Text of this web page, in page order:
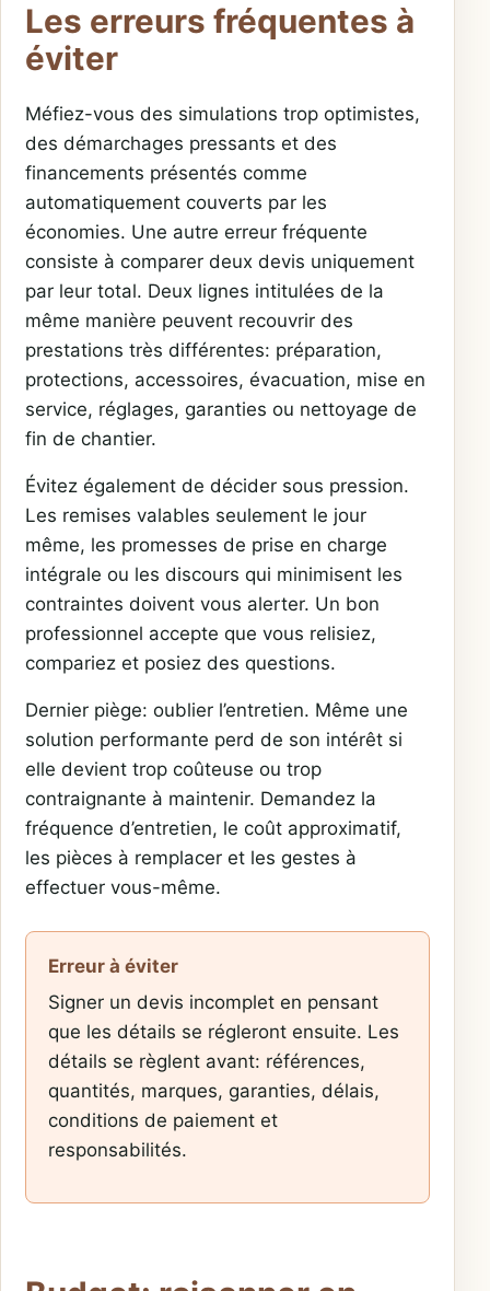
Les erreurs fréquentes à
éviter
Méfiez-vous des simulations trop optimistes,
des démarchages pressants et des
financements présentés comme
automatiquement couverts par les
économies. Une autre erreur fréquente
consiste à comparer deux devis uniquement
par leur total. Deux lignes intitulées de la
même manière peuvent recouvrir des
prestations très différentes: préparation,
protections, accessoires, évacuation, mise en
service, réglages, garanties ou nettoyage de
fin de chantier.
Évitez également de décider sous pression.
Les remises valables seulement le jour
même, les promesses de prise en charge
intégrale ou les discours qui minimisent les
contraintes doivent vous alerter. Un bon
professionnel accepte que vous relisiez,
compariez et posiez des questions.
Dernier piège: oublier l’entretien. Même une
solution performante perd de son intérêt si
elle devient trop coûteuse ou trop
contraignante à maintenir. Demandez la
fréquence d’entretien, le coût approximatif,
les pièces à remplacer et les gestes à
effectuer vous-même.
Erreur à éviter
Signer un devis incomplet en pensant
que les détails se régleront ensuite. Les
détails se règlent avant: références,
quantités, marques, garanties, délais,
conditions de paiement et
responsabilités.